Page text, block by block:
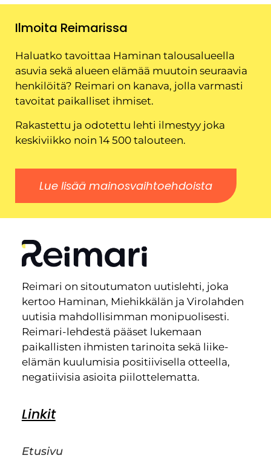
Ilmoita Reimarissa
Haluatko tavoittaa Haminan talousalueella
asuvia sekä alueen elämää muutoin seuraavia
henkilöitä? Reimari on kanava, jolla varmasti
tavoitat paikalliset ihmiset.
Rakastettu ja odotettu lehti ilmestyy joka
keskiviikko noin 14 500 talouteen.
Lue lisää mainosvaihtoehdoista
Reimari on sitoutumaton uutislehti, joka
kertoo Haminan, Miehikkälän ja Virolahden
uutisia mahdollisimman monipuolisesti.
Reimari-lehdestä pääset lukemaan
paikallisten ihmisten tarinoita sekä liike-
elämän kuulumisia positiivisella otteella,
negatiivisia asioita piilottelematta.
Linkit
Etusivu